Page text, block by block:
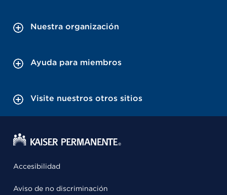
Nuestra organización
Ayuda para miembros
Visite nuestros otros sitios
Accesibilidad
Aviso de no discriminación